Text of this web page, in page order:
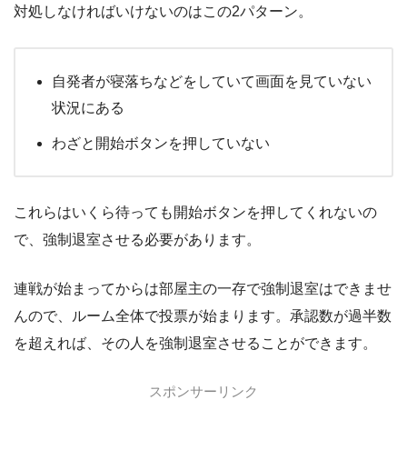
対処しなければいけないのはこの2パターン。
自発者が寝落ちなどをしていて画面を見ていない
状況にある
わざと開始ボタンを押していない
これらはいくら待っても開始ボタンを押してくれないの
で、強制退室させる必要があります。
連戦が始まってからは部屋主の一存で強制退室はできませ
んので、ルーム全体で投票が始まります。承認数が過半数
を超えれば、その人を強制退室させることができます。
スポンサーリンク